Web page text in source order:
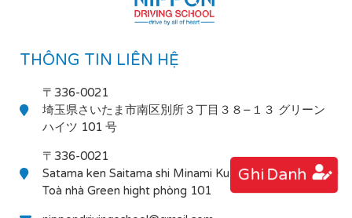
Ghi Danh
THÔNG TIN LIÊN HỆ
〒336-0021
埼玉県さいたま市南区別所３丁目３８−１３ グリーン
ハイツ 101 号
〒336-0021
Satama ken Saitama shi Minami Ku Bessho 3-38-13
Toà nhà Green hight phòng 101